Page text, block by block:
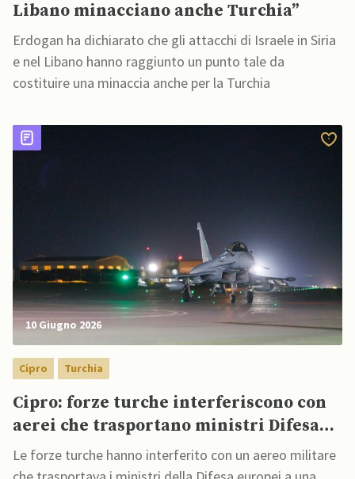
Libano minacciano anche Turchia”
Erdogan ha dichiarato che gli attacchi di Israele in Siria
e nel Libano hanno raggiunto un punto tale da
costituire una minaccia anche per la Turchia
10 Giugno 2026
Cipro Turchia
Cipro: forze turche interferiscono con
aerei che trasportano ministri Difesa
UE nell’isola
Le forze turche hanno interferito con un aereo militare